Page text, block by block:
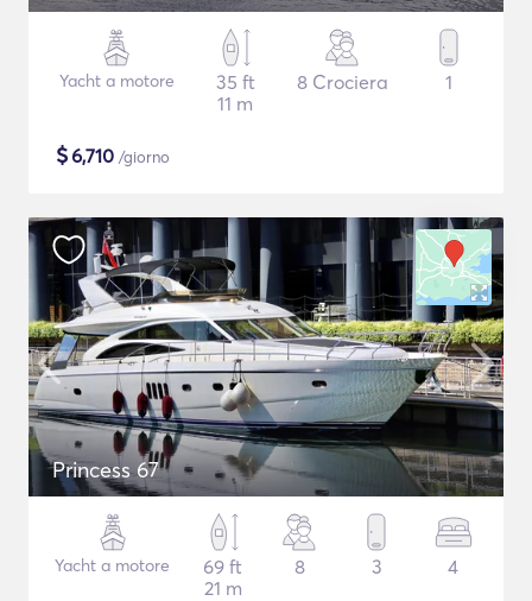
Yacht a motore
35 ft
11 m
8 Crociera 1
$6,710 /giorno
Princess 67
Yacht a motore
69 ft
21 m
8 3 4